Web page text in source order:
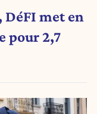
met en